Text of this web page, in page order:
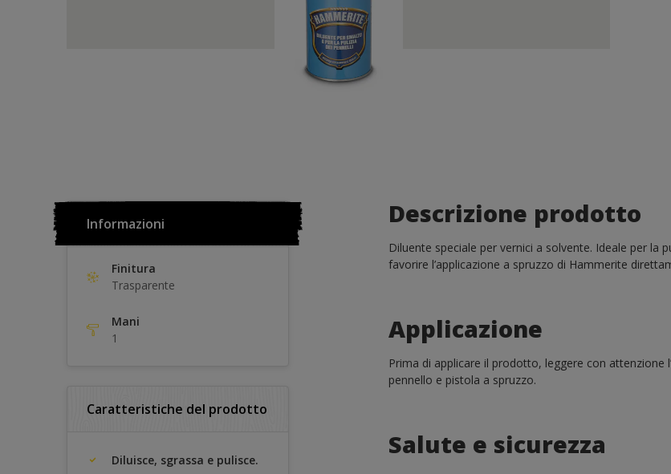
Informazioni
Finitura
Trasparente
Mani
1
Caratteristiche del prodotto
Diluisce, sgrassa e pulisce.
Descrizione prodotto
Diluente speciale per vernici a solvente. Ideale per la
favorire l’applicazione a spruzzo di Hammerite
Applicazione
Prima di applicare il prodotto, leggere con attenzione
pennello e pistola a spruzzo.
Salute e sicurezza